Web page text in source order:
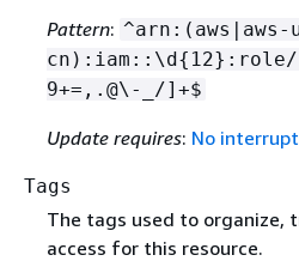
Pattern: ^arn:(aws|aws-
cn):iam::\d{ 12}:role/
9+=,.@\-_/]+$
Update requires: No
Tags
The tags used to organize,
access for this resource.